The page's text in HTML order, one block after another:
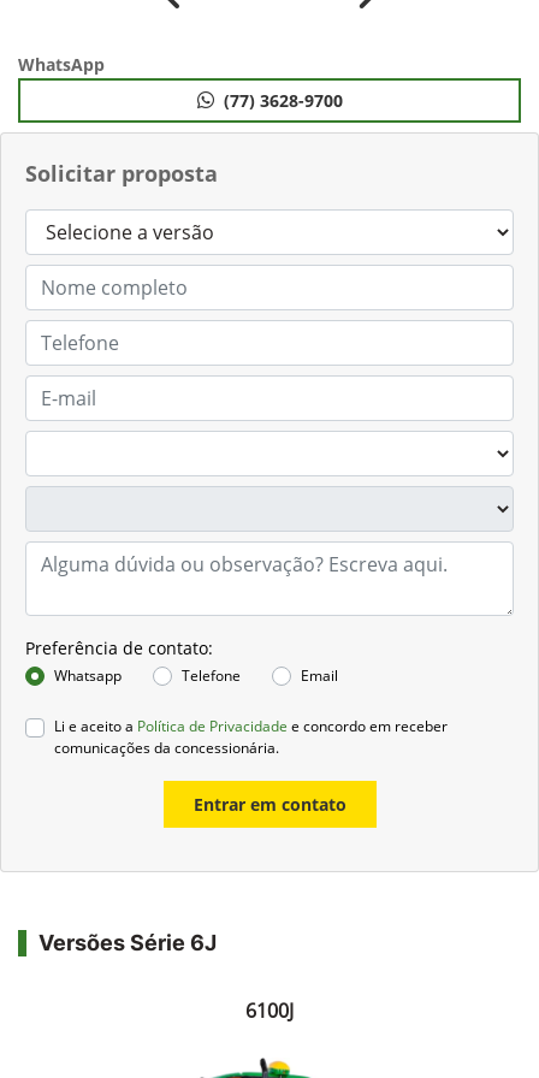
Solicitar proposta
Preferência de contato:
Whatsapp Telefone Email
Li e aceito a Política de Privacidade e concordo em receber
comunicações da concessionária.
Entrar em contato
Anterior Próximo
WhatsApp
(77) 3628-9700
Versões Série 6J
6100J